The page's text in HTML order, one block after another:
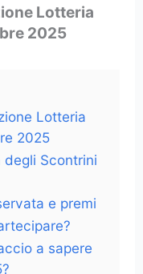
Lotteria
2025
Lotteria
2025
degli Scontrini
e premi
a sapere